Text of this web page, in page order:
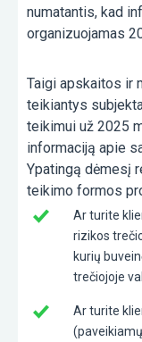
numatantis, kad
organizuojamas
Taigi apskaitos ir
teikiantys
teikimui už 2025
informaciją apie
Ypatingą dėmesį
teikimo formos
Ar turite
rizikos
kurių
trečiojoje
Ar turite